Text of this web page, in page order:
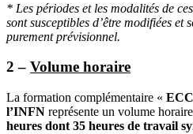
* Les périodes et les modalités de
sontsusceptibles d’être modifiées et
purementprévisionnel.
2 – Volume horaire
La formation complémentaire «
l’INFN représente un volume
heures dont 35 heures de travail